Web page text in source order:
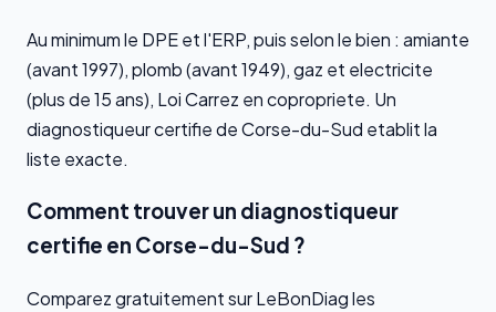
Au minimum le DPE et l'ERP, puis selon le bien : amiante
(avant 1997), plomb (avant 1949), gaz et electricite
(plus de 15 ans), Loi Carrez en copropriete. Un
diagnostiqueur certifie de Corse-du-Sud etablit la
liste exacte.
Comment trouver un diagnostiqueur
certifie en Corse-du-Sud ?
Comparez gratuitement sur LeBonDiag les